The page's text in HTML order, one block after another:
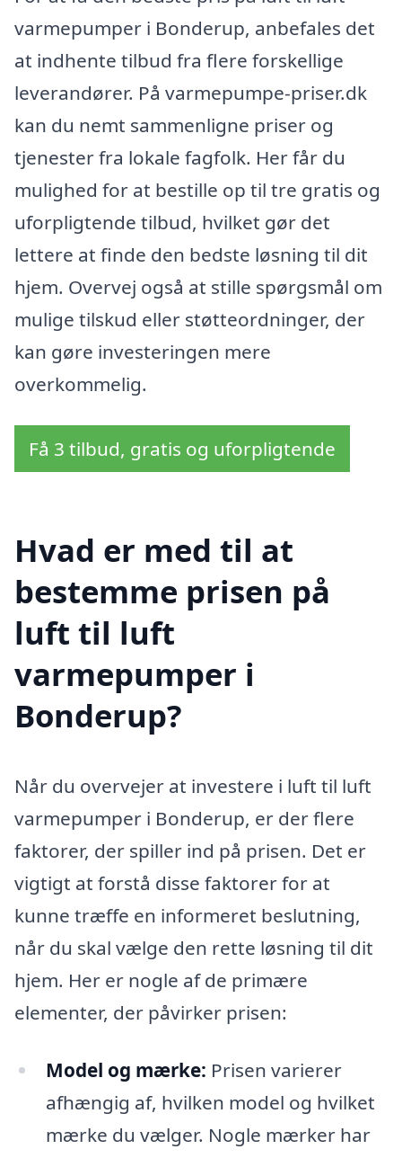
varmepumper i Bonderup, anbefales det
at indhente tilbud fra flere forskellige
leverandører. På varmepumpe-priser.dk
kan du nemt sammenligne priser og
tjenester fra lokale fagfolk. Her får du
mulighed for at bestille op til tre gratis og
uforpligtende tilbud, hvilket gør det
lettere at finde den bedste løsning til dit
hjem. Overvej også at stille spørgsmål om
mulige tilskud eller støtteordninger, der
kan gøre investeringen mere
overkommelig.
Få 3 tilbud, gratis og uforpligtende
Hvad er med til at
bestemme prisen på
luft til luft
varmepumper i
Bonderup?
Når du overvejer at investere i luft til luft
varmepumper i Bonderup, er der flere
faktorer, der spiller ind på prisen. Det er
vigtigt at forstå disse faktorer for at
kunne træffe en informeret beslutning,
når du skal vælge den rette løsning til dit
hjem. Her er nogle af de primære
elementer, der påvirker prisen:
Model og mærke: Prisen varierer
afhængig af, hvilken model og hvilket
mærke du vælger. Nogle mærker har